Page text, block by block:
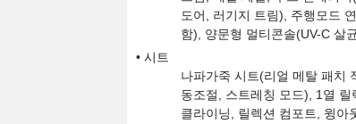
도어, 러기지 트림), 주행모드
함), 양문형 멀티콘솔(UV-C 살
시트
나파가죽 시트(리얼 메탈 패치
동조절, 스트레칭 모드), 1열
클라이닝, 릴렉션 컴포트, 윙아